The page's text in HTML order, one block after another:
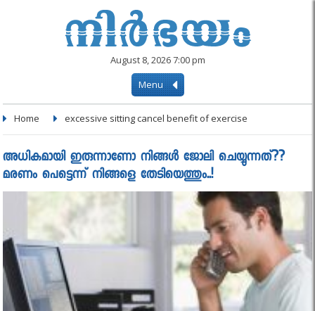
August 8, 2026 7:00 pm
Menu
Home excessive sitting cancel benefit of exercise
അധികമായി ഇരുന്നാണോ നിങ്ങൾ ജോലി ചെയ്യുന്നത്??
മരണം പെട്ടെന്ന് നിങ്ങളെ തേടിയെത്തും..!